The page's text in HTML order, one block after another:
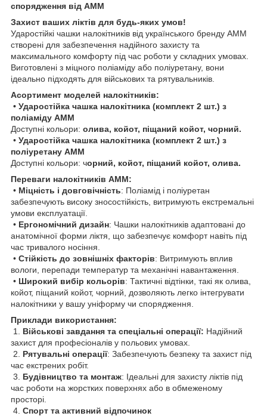
спорядження від AMM
Захист ваших ліктів для будь-яких умов!
Ударостійкі чашки налокітників від українського бренду AMM
створені для забезпечення надійного захисту та
максимального комфорту під час роботи у складних умовах.
Виготовлені з міцного поліаміду або поліуретану, вони
ідеально підходять для військових та рятувальників.
Асортимент моделей налокітників:
• Ударостійка чашка налокітника (комплект 2 шт.) з
поліаміду AMM
Доступні кольори: олива, койот, піщаний койот, чорний.
• Ударостійка чашка налокітника (комплект 2 шт.) з
поліуретану AMM
Доступні кольори: чорний, койот, піщаний койот, олива.
Переваги налокітників AMM:
• Міцність і довговічність: Поліамід і поліуретан
забезпечують високу зносостійкість, витримують екстремальні
умови експлуатації.
• Ергономічний дизайн: Чашки налокітників адаптовані до
анатомічної форми ліктя, що забезпечує комфорт навіть під
час тривалого носіння.
• Стійкість до зовнішніх факторів: Витримують вплив
вологи, перепади температур та механічні навантаження.
• Широкий вибір кольорів: Тактичні відтінки, такі як олива,
койот, піщаний койот, чорний, дозволяють легко інтегрувати
налокітники у вашу уніформу чи спорядження.
Приклади використання:
1. Військові завдання та спеціальні операції: Надійний
захист для професіоналів у польових умовах.
2. Рятувальні операції: Забезпечують безпеку та захист під
час екстрених робіт.
3. Будівництво та монтаж: Ідеальні для захисту ліктів під
час роботи на жорстких поверхнях або в обмеженому
просторі.
4. Спорт та активний відпочинок